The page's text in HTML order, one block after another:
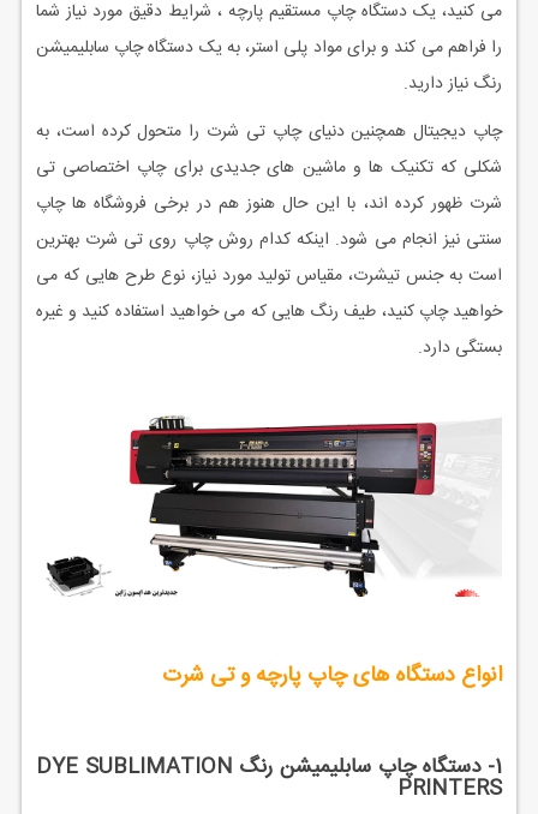
می کنید، یک دستگاه چاپ مستقیم پارچه ، شرایط دقیق مورد نیاز شما
را فراهم می کند و برای مواد پلی استر، به یک دستگاه چاپ سابلیمیشن
رنگ نیاز دارید.
چاپ دیجیتال همچنین دنیای چاپ تی شرت را متحول کرده است، به
شکلی که تکنیک ها و ماشین های جدیدی برای چاپ اختصاصی تی
شرت ظهور کرده اند، با این حال هنوز هم در برخی فروشگاه ها چاپ
سنتی نیز انجام می شود. اینکه کدام روش چاپ روی تی شرت بهترین
است به جنس تیشرت، مقیاس تولید مورد نیاز، نوع طرح هایی که می
خواهید چاپ کنید، طیف رنگ هایی که می خواهید استفاده کنید و غیره
بستگی دارد.
انواع دستگاه های چاپ پارچه و تی شرت
1- دستگاه چاپ سابلیمیشن رنگ DYE SUBLIMATION
PRINTERS